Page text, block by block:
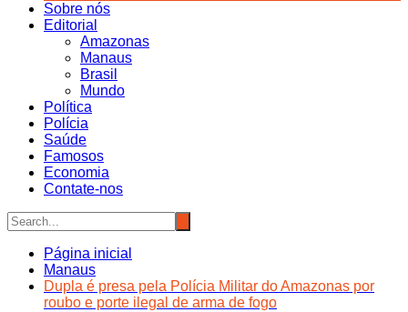
Sobre nós
Editorial
Amazonas
Manaus
Brasil
Mundo
Política
Polícia
Saúde
Famosos
Economia
Contate-nos
Página inicial
Manaus
Dupla é presa pela Polícia Militar do Amazonas por
roubo e porte ilegal de arma de fogo